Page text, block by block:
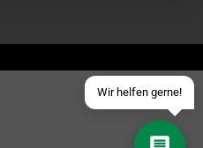
Wir helfen gerne!
Schick uns eine eMail